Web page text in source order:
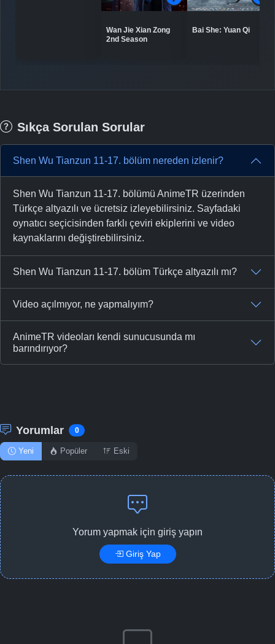
Wan Jie Xian Zong
2nd Season
Bai She: Yuan Qi
Sıkça Sorulan Sorular
Shen Wu Tianzun 11-17. bölüm nereden izlenir?
Shen Wu Tianzun 11-17. bölümü AnimeTR üzerinden
Türkçe altyazılı ve ücretsiz izleyebilirsiniz. Sayfadaki
oynatıcı seçicisinden farklı çeviri ekiplerini ve video
kaynaklarını değiştirebilirsiniz.
Shen Wu Tianzun 11-17. bölüm Türkçe altyazılı mı?
Video açılmıyor, ne yapmalıyım?
AnimeTR videoları kendi sunucusunda mı
barındırıyor?
Yorumlar 0
Yeni Popüler Eski
Yorum yapmak için giriş yapın
Giriş Yap